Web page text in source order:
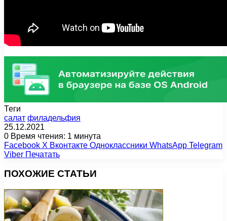
Теги
салат филадельфия
25.12.2021
0 Время чтения: 1 минута
Facebook X Вконтакте Одноклассники WhatsApp Telegram
Viber Печатать
ПОХОЖИЕ СТАТЬИ